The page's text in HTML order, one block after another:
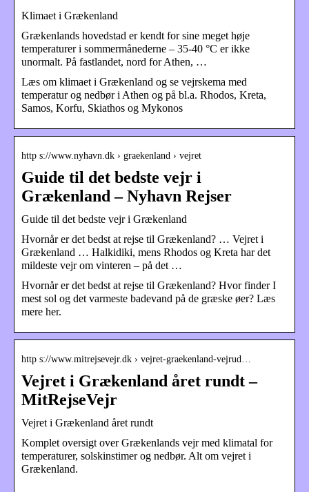
Klimaet i Grækenland
Grækenlands hovedstad er kendt for sine meget høje
temperaturer i sommermånederne – 35-40 °C er ikke
unormalt. På fastlandet, nord for Athen, …
Læs om klimaet i Grækenland og se vejrskema med
temperatur og nedbør i Athen og på bl.a. Rhodos, Kreta,
Samos, Korfu, Skiathos og Mykonos
http s://www.nyhavn.dk › graekenland › vejret
Guide til det bedste vejr i
Grækenland – Nyhavn Rejser
Guide til det bedste vejr i Grækenland
Hvornår er det bedst at rejse til Grækenland? … Vejret i
Grækenland … Halkidiki, mens Rhodos og Kreta har det
mildeste vejr om vinteren – på det …
Hvornår er det bedst at rejse til Grækenland? Hvor finder I
mest sol og det varmeste badevand på de græske øer? Læs
mere her.
http s://www.mitrejsevejr.dk › vejret-graekenland-vejrud…
Vejret i Grækenland året rundt –
MitRejseVejr
Vejret i Grækenland året rundt
Komplet oversigt over Grækenlands vejr med klimatal for
temperaturer, solskinstimer og nedbør. Alt om vejret i
Grækenland.